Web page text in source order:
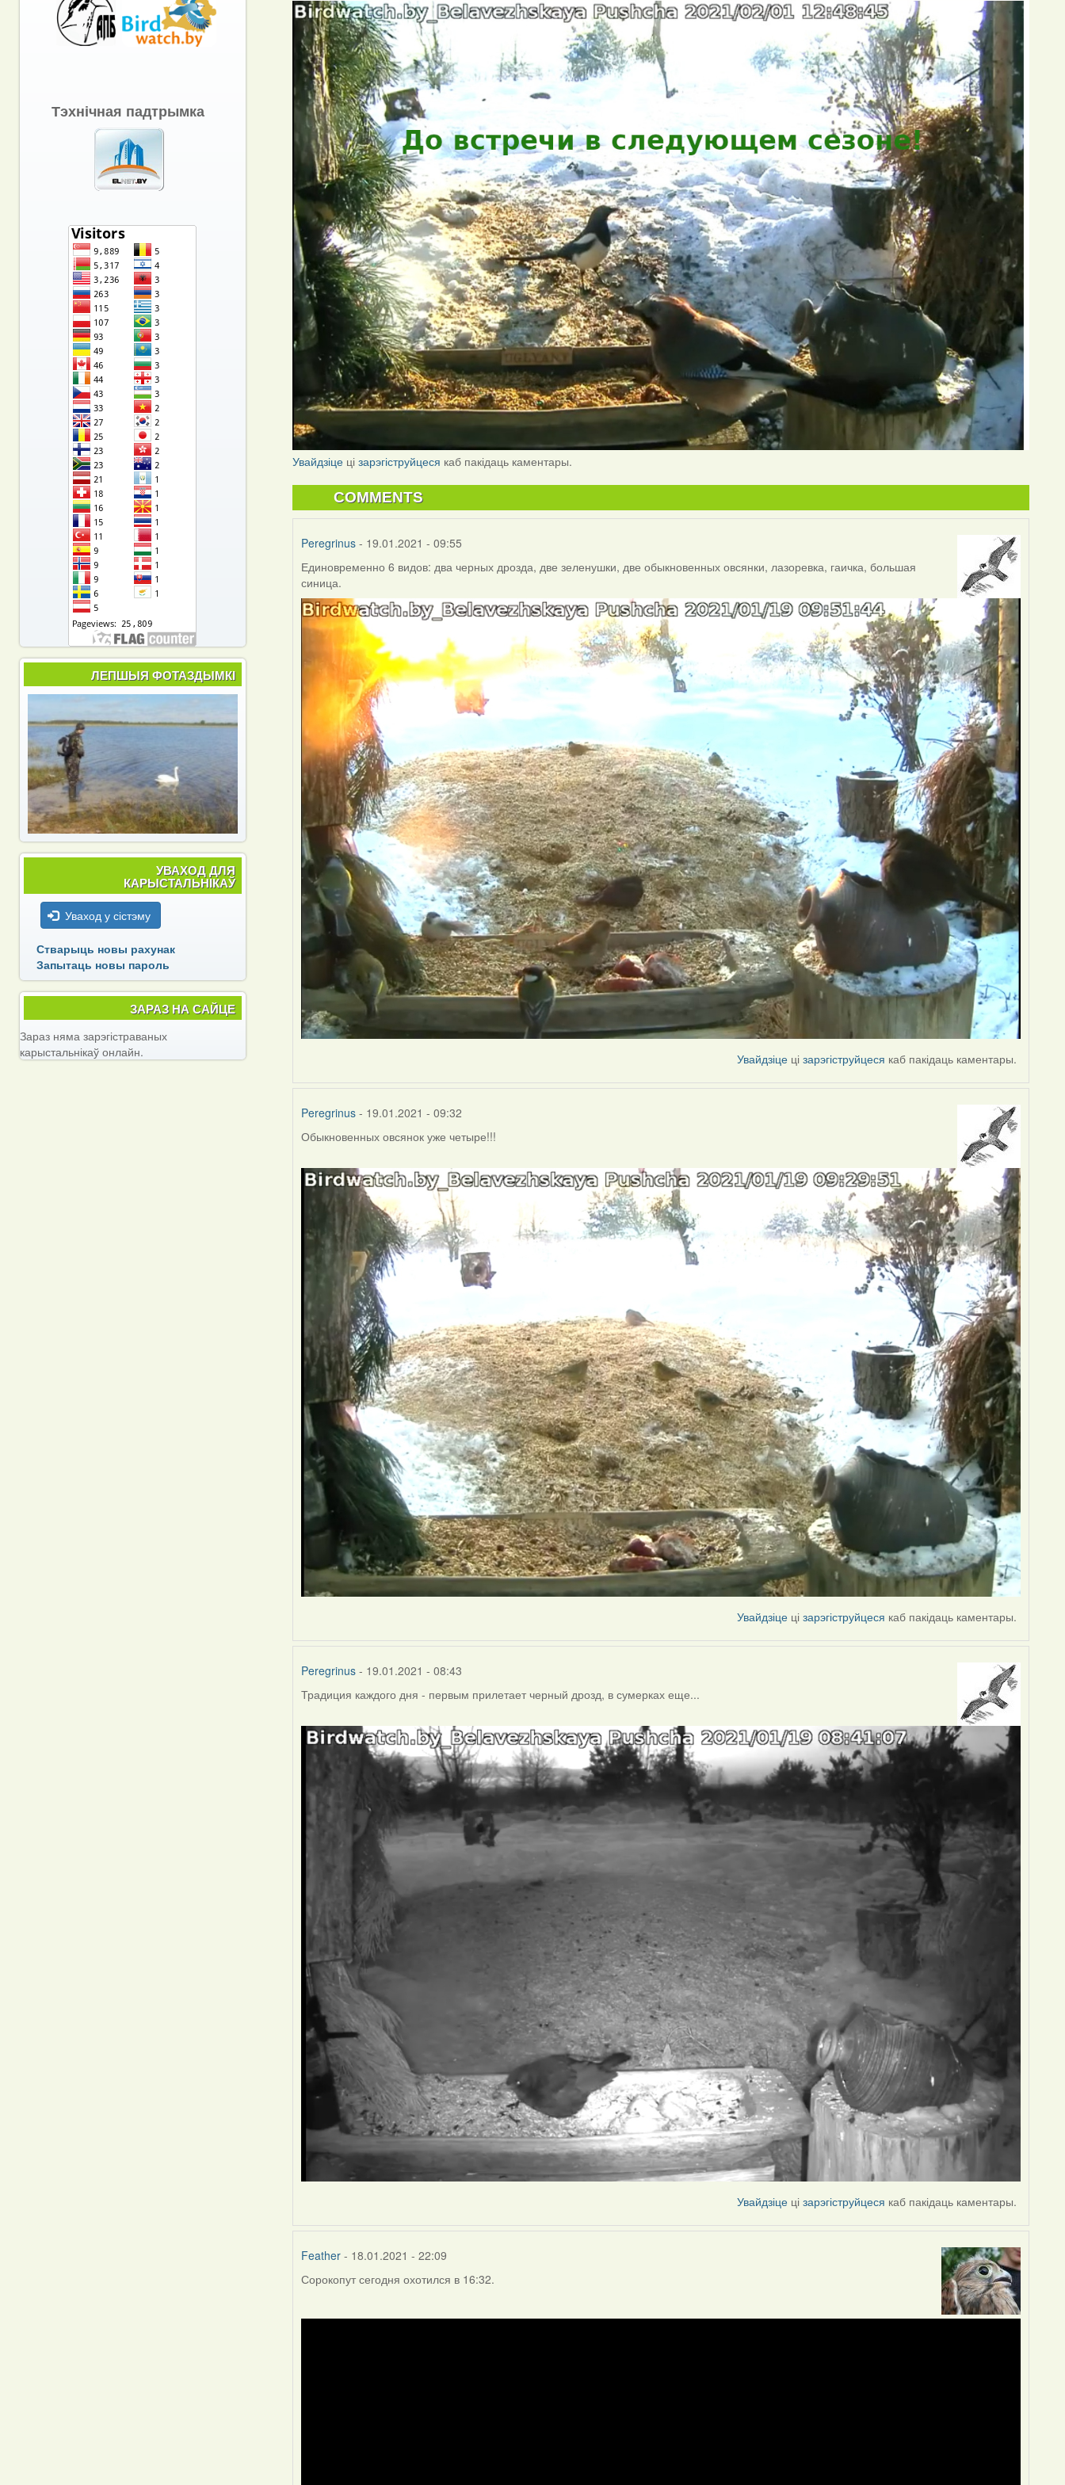
Увайдзіце цізарэгіструйцеся каб пакідаць каментары.
COMMENTS
Peregrinus - 19.01.2021 - 09:55
Единовременно 6 видов: два черных дрозда, две зеленушки, две обыкновенных овсянки, лазоревка, гаичка, большая
синица.
Увайдзіце цізарэгіструйцеся каб пакідаць каментары.
Peregrinus - 19.01.2021 - 09:32
Обыкновенных овсянок уже четыре!!!
Увайдзіце цізарэгіструйцеся каб пакідаць каментары.
Peregrinus - 19.01.2021 - 08:43
Традиция каждого дня - первым прилетает черный дрозд, в сумерках еще...
Увайдзіце цізарэгіструйцеся каб пакідаць каментары.
Feather - 18.01.2021 - 22:09
Сорокопут сегодня охотился в 16:32.
Тэхнічная падтрымка
ЛЕПШЫЯ ФОТАЗДЫМКІ
УВАХОД ДЛЯ
КАРЫСТАЛЬНІКАЎ
Уваход у сістэму
Стварыць новы рахунак
Запытаць новы пароль
ЗАРАЗ НА САЙЦЕ
Зараз няма зарэгістраваных
карыстальнікаў онлайн.